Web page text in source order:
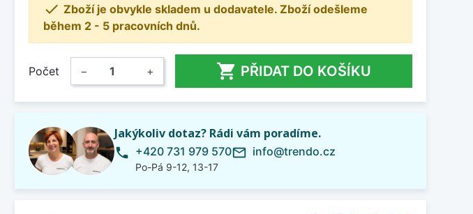
 Zboží je obvykle skladem u dodavatele. Zboží odešleme
během 2 - 5 pracovních dnů.
Počet − +  PŘIDAT DO KOŠÍKU
Jakýkoliv dotaz? Rádi vám poradíme.
phone +420 731 979 570
Po-Pá 9-12, 13-17
mail_outline info@trendo.cz